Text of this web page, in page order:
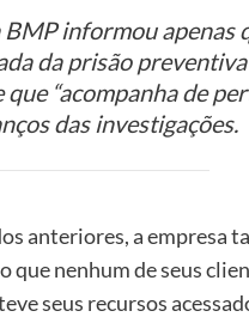
BMP informou apenas
da prisão
“acompanha de
das investigações.
anteriores, a empresa
quenenhum de seus
seus recursos